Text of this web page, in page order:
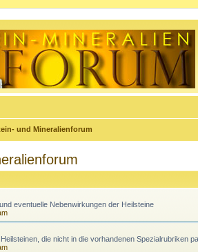
und Mineralienforum
eventuelle Nebenwirkungen der Heilsteine
die nicht in die vorhandenen Spezialrubriken